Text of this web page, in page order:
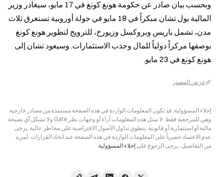
هونغ كونغ في 23 مايو.
عرض المصدر
إخلاء المسؤولية: قد تكون المعلومات الواردة في هذه الصفحة مستمدة من مصادر خارجية
وهي للمرجعية فقط. لا تمثل هذه المعلومات آراء أو وجهات نظر Gate ولا تشكل أي نصيحة
مالية أو استثمارية أو قانونية. ينطوي تداول الأصول الافتراضية على مخاطر عالية. يرجى
عدم الاعتماد حصرياً على المعلومات الواردة في هذه الصفحة عند اتخاذ القرارات. لمزيد
من التفاصيل، يرجى الرجوع على إخلاء المسؤولية.